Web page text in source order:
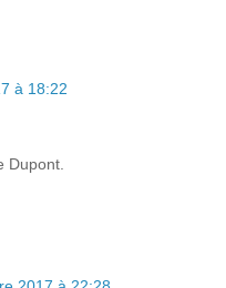
à 18:22
Dupont.